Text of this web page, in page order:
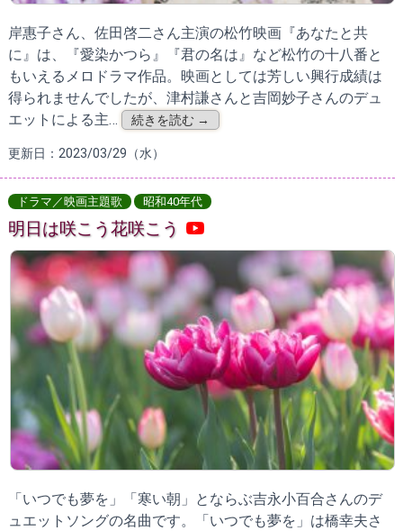
岸惠子さん、佐田啓二さん主演の松竹映画『あなたと共
に』は、『愛染かつら』『君の名は』など松竹の十八番と
もいえるメロドラマ作品。映画としては芳しい興行成績は
得られませんでしたが、津村謙さんと吉岡妙子さんのデュ
エットによる主…
続きを読む →
更新日：2023/03/29（水）
ドラマ／映画主題歌 昭和40年代
明日は咲こう花咲こう
「いつでも夢を」「寒い朝」とならぶ吉永小百合さんのデ
ュエットソングの名曲です。「いつでも夢を」は橋幸夫さ